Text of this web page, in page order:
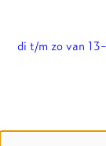
di t/m zo van